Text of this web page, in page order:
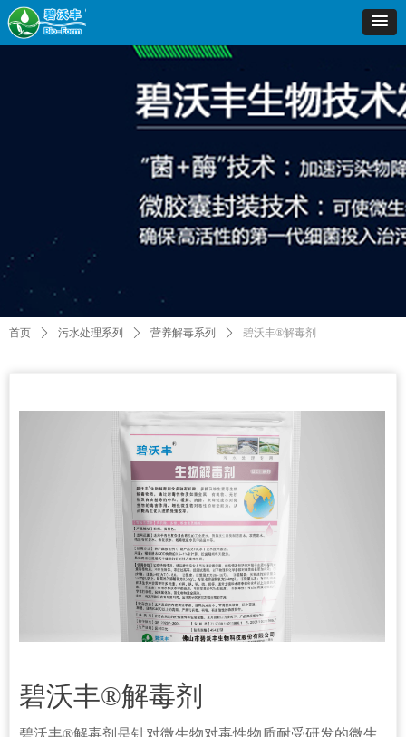
碧沃丰®解毒剂
碧沃丰®解毒剂是针对微生物对毒性物质耐受研发的微生
首页 ꄲ 污水处理系列 ꄲ 营养解毒系列 ꄲ 碧沃丰®解毒剂